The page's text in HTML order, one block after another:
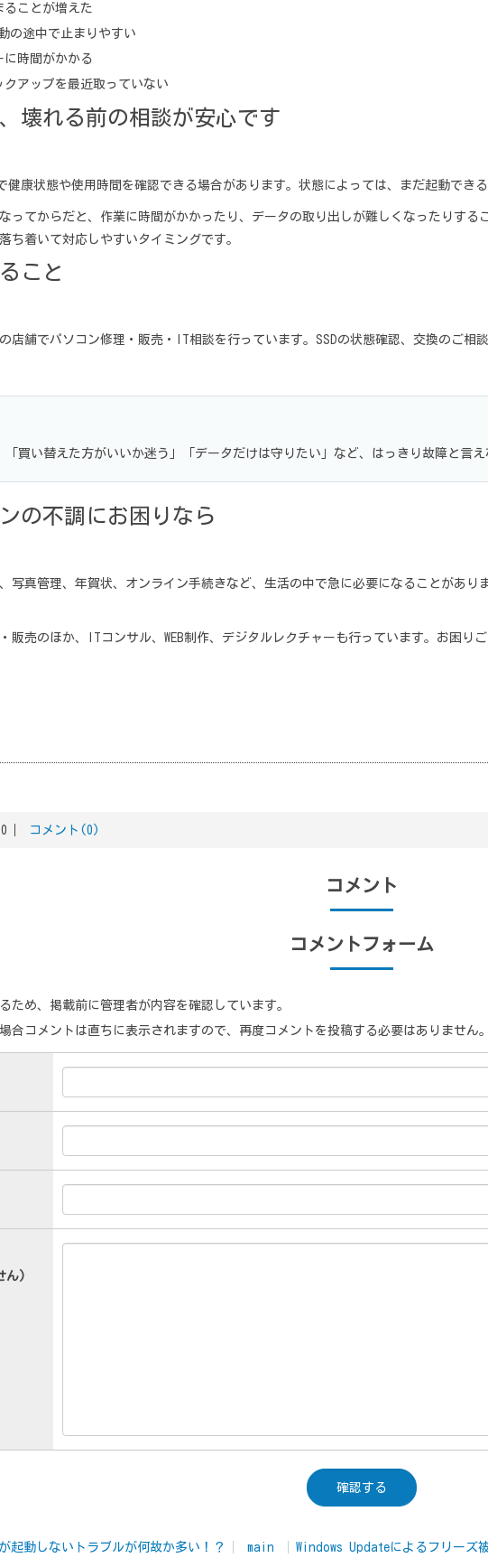
ることが増えた
の途中で止まりやすい
に時間がかかる
アップを最近取っていない
壊れる前の相談が安心です
健康状態や使用時間を確認できる場合があります。状態によっては、まだ起動でき
ってからだと、作業に時間がかかったり、データの取り出しが難しくなったりす
ち着いて対応しやすいタイミングです。
こと
店舗でパソコン修理・販売・IT相談を行っています。SSDの状態確認、交換のご
「買い替えた方がいいか迷う」「データだけは守りたい」など、はっきり故障と言
の不調にお困りなら
写真管理、年賀状、オンライン手続きなど、生活の中で急に必要になることがあ
販売のほか、ITコンサル、WEB制作、デジタルレクチャーも行っています。お困り
コメント(0)
コメント
コメントフォーム
ため、掲載前に管理者が内容を確認しています。
合コメントは直ちに表示されますので、再度コメントを投稿する必要はありません。
ん)
起動しないトラブルが何故か多い！？ main Windows Updateによるフリーズ